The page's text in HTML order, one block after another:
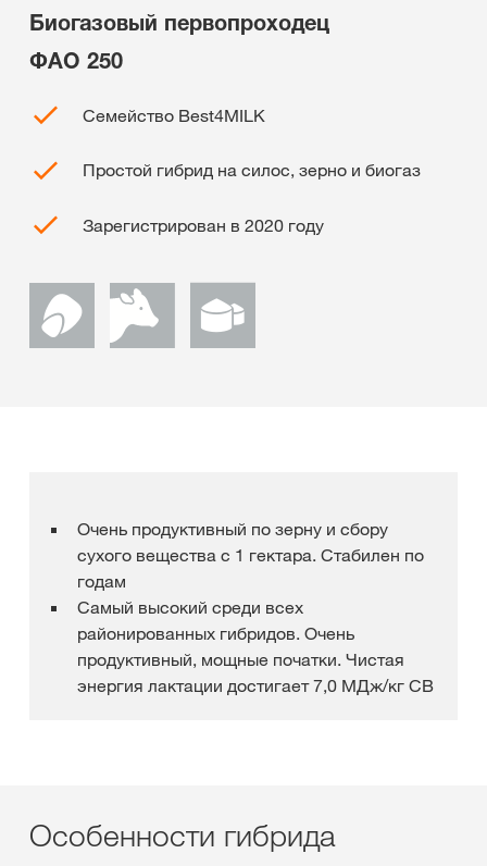
Биогазовый первопроходец
ФАО 250
Семейство Best4MILK
Простой гибрид на силос, зерно и биогаз
Зарегистрирован в 2020 году
Очень продуктивный по зерну и сбору
сухого вещества с 1 гектара. Стабилен по
годам
Самый высокий среди всех
районированных гибридов. Очень
продуктивный, мощные початки. Чистая
энергия лактации достигает 7,0 МДж/кг СВ
Особенности гибрида